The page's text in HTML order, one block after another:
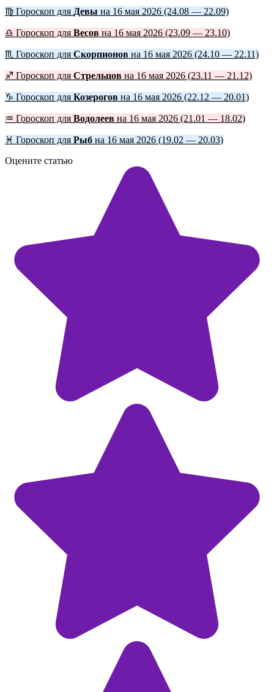
♍ Гороскоп для Девы на 16 мая 2026 (24.08 — 22.09)
♎ Гороскоп для Весов на 16 мая 2026 (23.09 — 23.10)
♏ Гороскоп для Скорпионов на 16 мая 2026 (24.10 — 22.11)
♐ Гороскоп для Стрельцов на 16 мая 2026 (23.11 — 21.12)
♑ Гороскоп для Козерогов на 16 мая 2026 (22.12 — 20.01)
♒ Гороскоп для Водолеев на 16 мая 2026 (21.01 — 18.02)
♓ Гороскоп для Рыб на 16 мая 2026 (19.02 — 20.03)
Оцените статью